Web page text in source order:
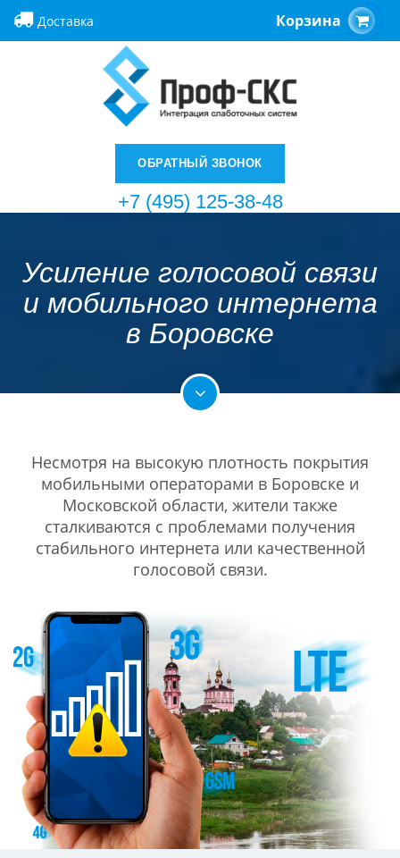
Доставка Корзина
ОБРАТНЫЙ ЗВОНОК
+7 (495) 125-38-48
Усиление голосовой связи
и мобильного интернета
в Боровске
Несмотря на высокую плотность покрытия
мобильными операторами в Боровске и
Московской области, жители также
сталкиваются с проблемами получения
стабильного интернета или качественной
голосовой связи.